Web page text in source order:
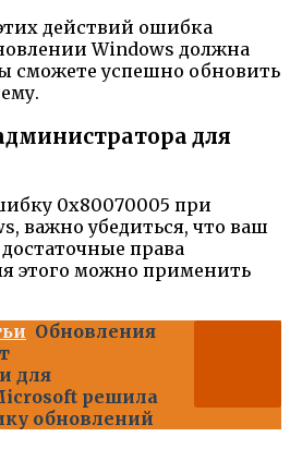
действий ошибка
Windows должна
сможете успешно обновить
для
0x80070005 при
важно убедиться, что ваш
права
этого можно применить
Обновления
для
решила
обновлений